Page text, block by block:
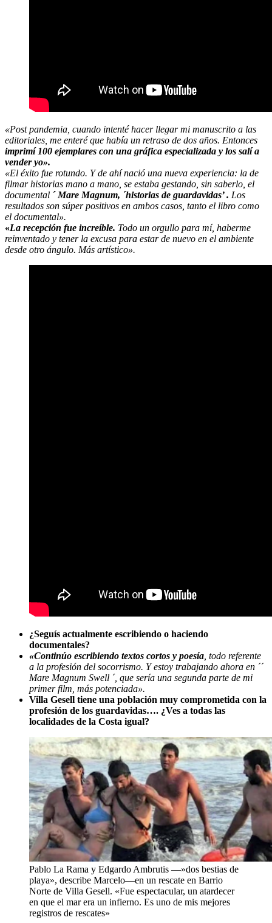
«Post pandemia, cuando intenté hacer llegar mi manuscrito a las
editoriales, me enteré que había un retraso de dos años. Entonces
imprimí 100 ejemplares con una gráfica especializada y los salí a
vender yo».
«El éxito fue rotundo. Y de ahí nació una nueva experiencia: la de
filmar historias mano a mano, se estaba gestando, sin saberlo, el
documental ´ Mare Magnum, ´historias de guardavidas’ . Los
resultados son súper positivos en ambos casos, tanto el libro como
el documental».
«La recepción fue increíble. Todo un orgullo para mí, haberme
reinventado y tener la excusa para estar de nuevo en el ambiente
desde otro ángulo. Más artístico».
¿Seguís actualmente escribiendo o haciendo
documentales?
«Continúo escribiendo textos cortos y poesía , todo referente
a la profesión del socorrismo. Y estoy trabajando ahora en ´´
Mare Magnum Swell ´, que sería una segunda parte de mi
primer film, más potenciada».
Villa Gesell tiene una población muy comprometida con la
profesión de los guardavidas…. ¿Ves a todas las
localidades de la Costa igual?
Pablo La Rama y Edgardo Ambrutis —»dos bestias de
playa», describe Marcelo—en un rescate en Barrio
Norte de Villa Gesell. «Fue espectacular, un atardecer
en que el mar era un infierno. Es uno de mis mejores
registros de rescates»